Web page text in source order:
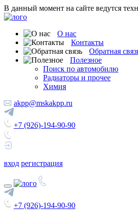
В данный момент на сайте ведутся
О нас
Контакты
Обратная
Полезное
Поиск по автомобилю
Радиаторы и прочее
Химия
akpp@mskakpp.ru
+7 (926)-194-90-90
вход регистрация
+7 (926)-194-90-90